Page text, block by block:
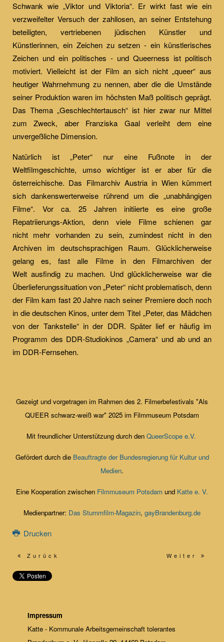
Schwank wie „Viktor und Viktoria“. Er wirkt fast wie ein
verzweifelter Versuch der zahllosen, an seiner Entstehung
beteiligten, vertriebenen jüdischen Künstler und
Künstlerinnen, ein Zeichen zu setzen - ein künstlerisches
Zeichen und ein politisches - und Queerness ist politisch
motiviert. Vielleicht ist der Film an sich nicht „queer“ aus
heutiger Wahrnehmung zu nennen, aber die die Umstände
seiner Produktion waren im höchsten Maß politisch geprägt.
Das Thema „Geschlechtertausch“ ist hier zwar nur Mittel
zum Zweck, aber Franziska Gaal verleiht dem eine
unvergeßliche Dimension.
Natürlich ist „Peter“ nur eine Fußnote in der
Weltfilmgeschichte, umso wichtiger ist er aber für die
österreichische. Das Filmarchiv Austria in Wien kümmert
sich dankenswerterweise rührend um die „unabhängigen
Filme“. Vor ca. 25 Jahren initiierte es eine große
Repatriierungs-Aktion, denn viele Filme schienen gar
nicht mehr vorhanden zu sein, zumindest nicht in den
Archiven im deutschsprachigen Raum. Glücklicherweise
gelang es, fast alle Filme in den Filmarchiven der
Welt ausfindig zu machen. Und glücklicherweise war die
Überlieferungssituation von „Peter“ nicht problematisch, denn
der Film kam fast 20 Jahre nach seiner Premiere doch noch
in die deutschen Kinos, unter dem Titel „Peter, das Mädchen
von der Tankstelle“ in der DDR. Später lief er häufig im
Programm des DDR-Studiokinos „Camera“ und ab und an
im DDR-Fernsehen.
Gezeigt und vorgetragen im Rahmen des 2. Filmerbefestivals "Als
QUEER schwarz-weiß war" 2025 im Filmmuseum Potsdam
Mit freundlicher Unterstützung durch den QueerScope e.V.
Gefördert durch die Beauftragte der Bundesregierung für Kultur und
Medien.
Eine Kooperation zwischen Filmmuseum Potsdam und Katte e. V.
Medienpartner: Das Stummfilm-Magazin, gayBrandenburg.de
Drucken
Zurück Weiter
Impressum
Katte - Kommunale Arbeitsgemeinschaft tolerantes